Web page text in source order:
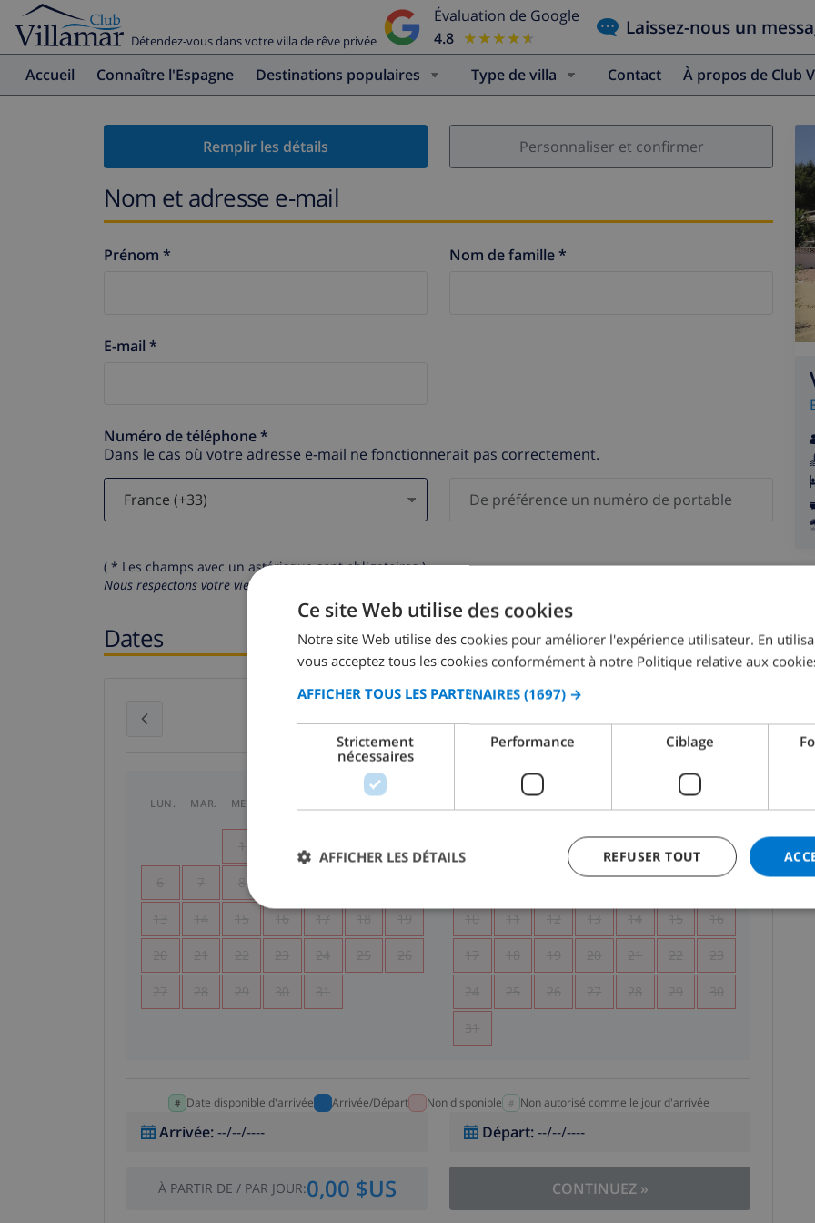
Détendez-vous dans votre villa de rêve privée
Évaluation de Google
4.8 ★★★★★
★★★★★ Laissez-nous un
Accueil Connaître l'Espagne Destinations populaires Type de villa Contact À propos de Club
Remplir les détails Personnaliser et confirmer
Nom et adresse e-mail
Prénom * Nom de famille *
E-mail *
Numéro de téléphone *
Dans le cas où votre adresse e-mail ne fonctionnerait pas correctement.
( * Les champs avec un astérisque sont obligatoires )
Nous respectons votre vie privée.
Dates
juillet 2026 août 2026
LUN. MAR. MER.
1
6 7 8
13 14 15 16 17 18 19
20 21 22 23 24 25 26
27 28 29 30 31
6 7 8 9
10 11 12 13 14 15 16
17 18 19 20 21 22 23
24 25 26 27 28 29 30
31
Date disponible d'arrivée Arrivée/Départ Non disponible Non autorisé comme le jour d'arrivée
Arrivée:--/--/---- Départ:--/--/----
À PARTIR DE / PAR JOUR:0,00 $US CONTINUEZ»
Ce site Web utilise des cookies
Notre site Web utilise des cookies pour améliorer l'expérience utilisateur. En
vous acceptez tous les cookies conformément à notre Politique relative aux
AFFICHER TOUS LES PARTENAIRES (1697) →
Strictement
nécessaires
Performance Ciblage
REFUSER TOUT
AFFICHER LES DÉTAILS